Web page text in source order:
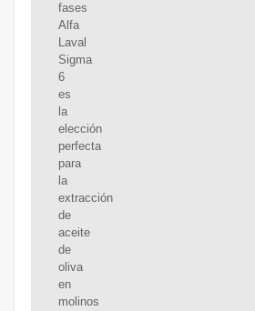
fases
Alfa
Laval
Sigma
6
es
la
elección
perfecta
para
la
extracción
de
aceite
de
oliva
en
molinos